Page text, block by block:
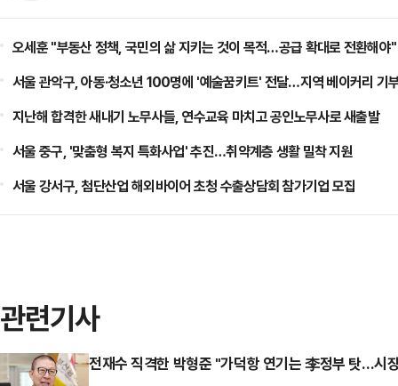
오세훈 "부동산 정책, 국민의 삶 지키는 것이 목적…공급 확대로 전환해야"
서울 관악구, 아동·청소년 100명에 '예술꿈키트' 전달…지역 베이커리 기
지난해 합격한 새내기 노무사들, 연수교육 마치고 공인노무사로 새출발
서울 중구, '맞춤형 복지 특화사업' 추진…취약계층 생활 밀착 지원
서울 강서구, 첨단산업 해외바이어 초청 수출상담회 참가기업 모집
관련기사
전재수 직격한 박형준 "가덕항 연기는 李정부 탓…시